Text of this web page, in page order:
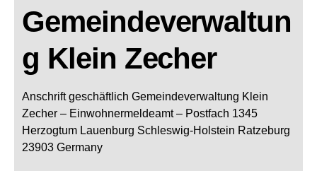
Gemeindeverwaltun
g Klein Zecher
Anschrift geschäftlich Gemeindeverwaltung Klein
Zecher – Einwohnermeldeamt – Postfach 1345
Herzogtum Lauenburg Schleswig-Holstein Ratzeburg
23903 Germany